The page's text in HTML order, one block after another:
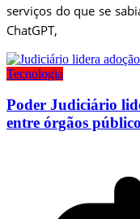
serviços do que se
ChatGPT,
Tecnologia
Poder Judiciário
entre órgãos